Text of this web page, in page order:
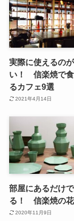
実際に使えるの
い！ 信楽焼で食
るカフェ9選
2021年4月14日
部屋にあるだけ
る！ 信楽焼の
2020年11月9日